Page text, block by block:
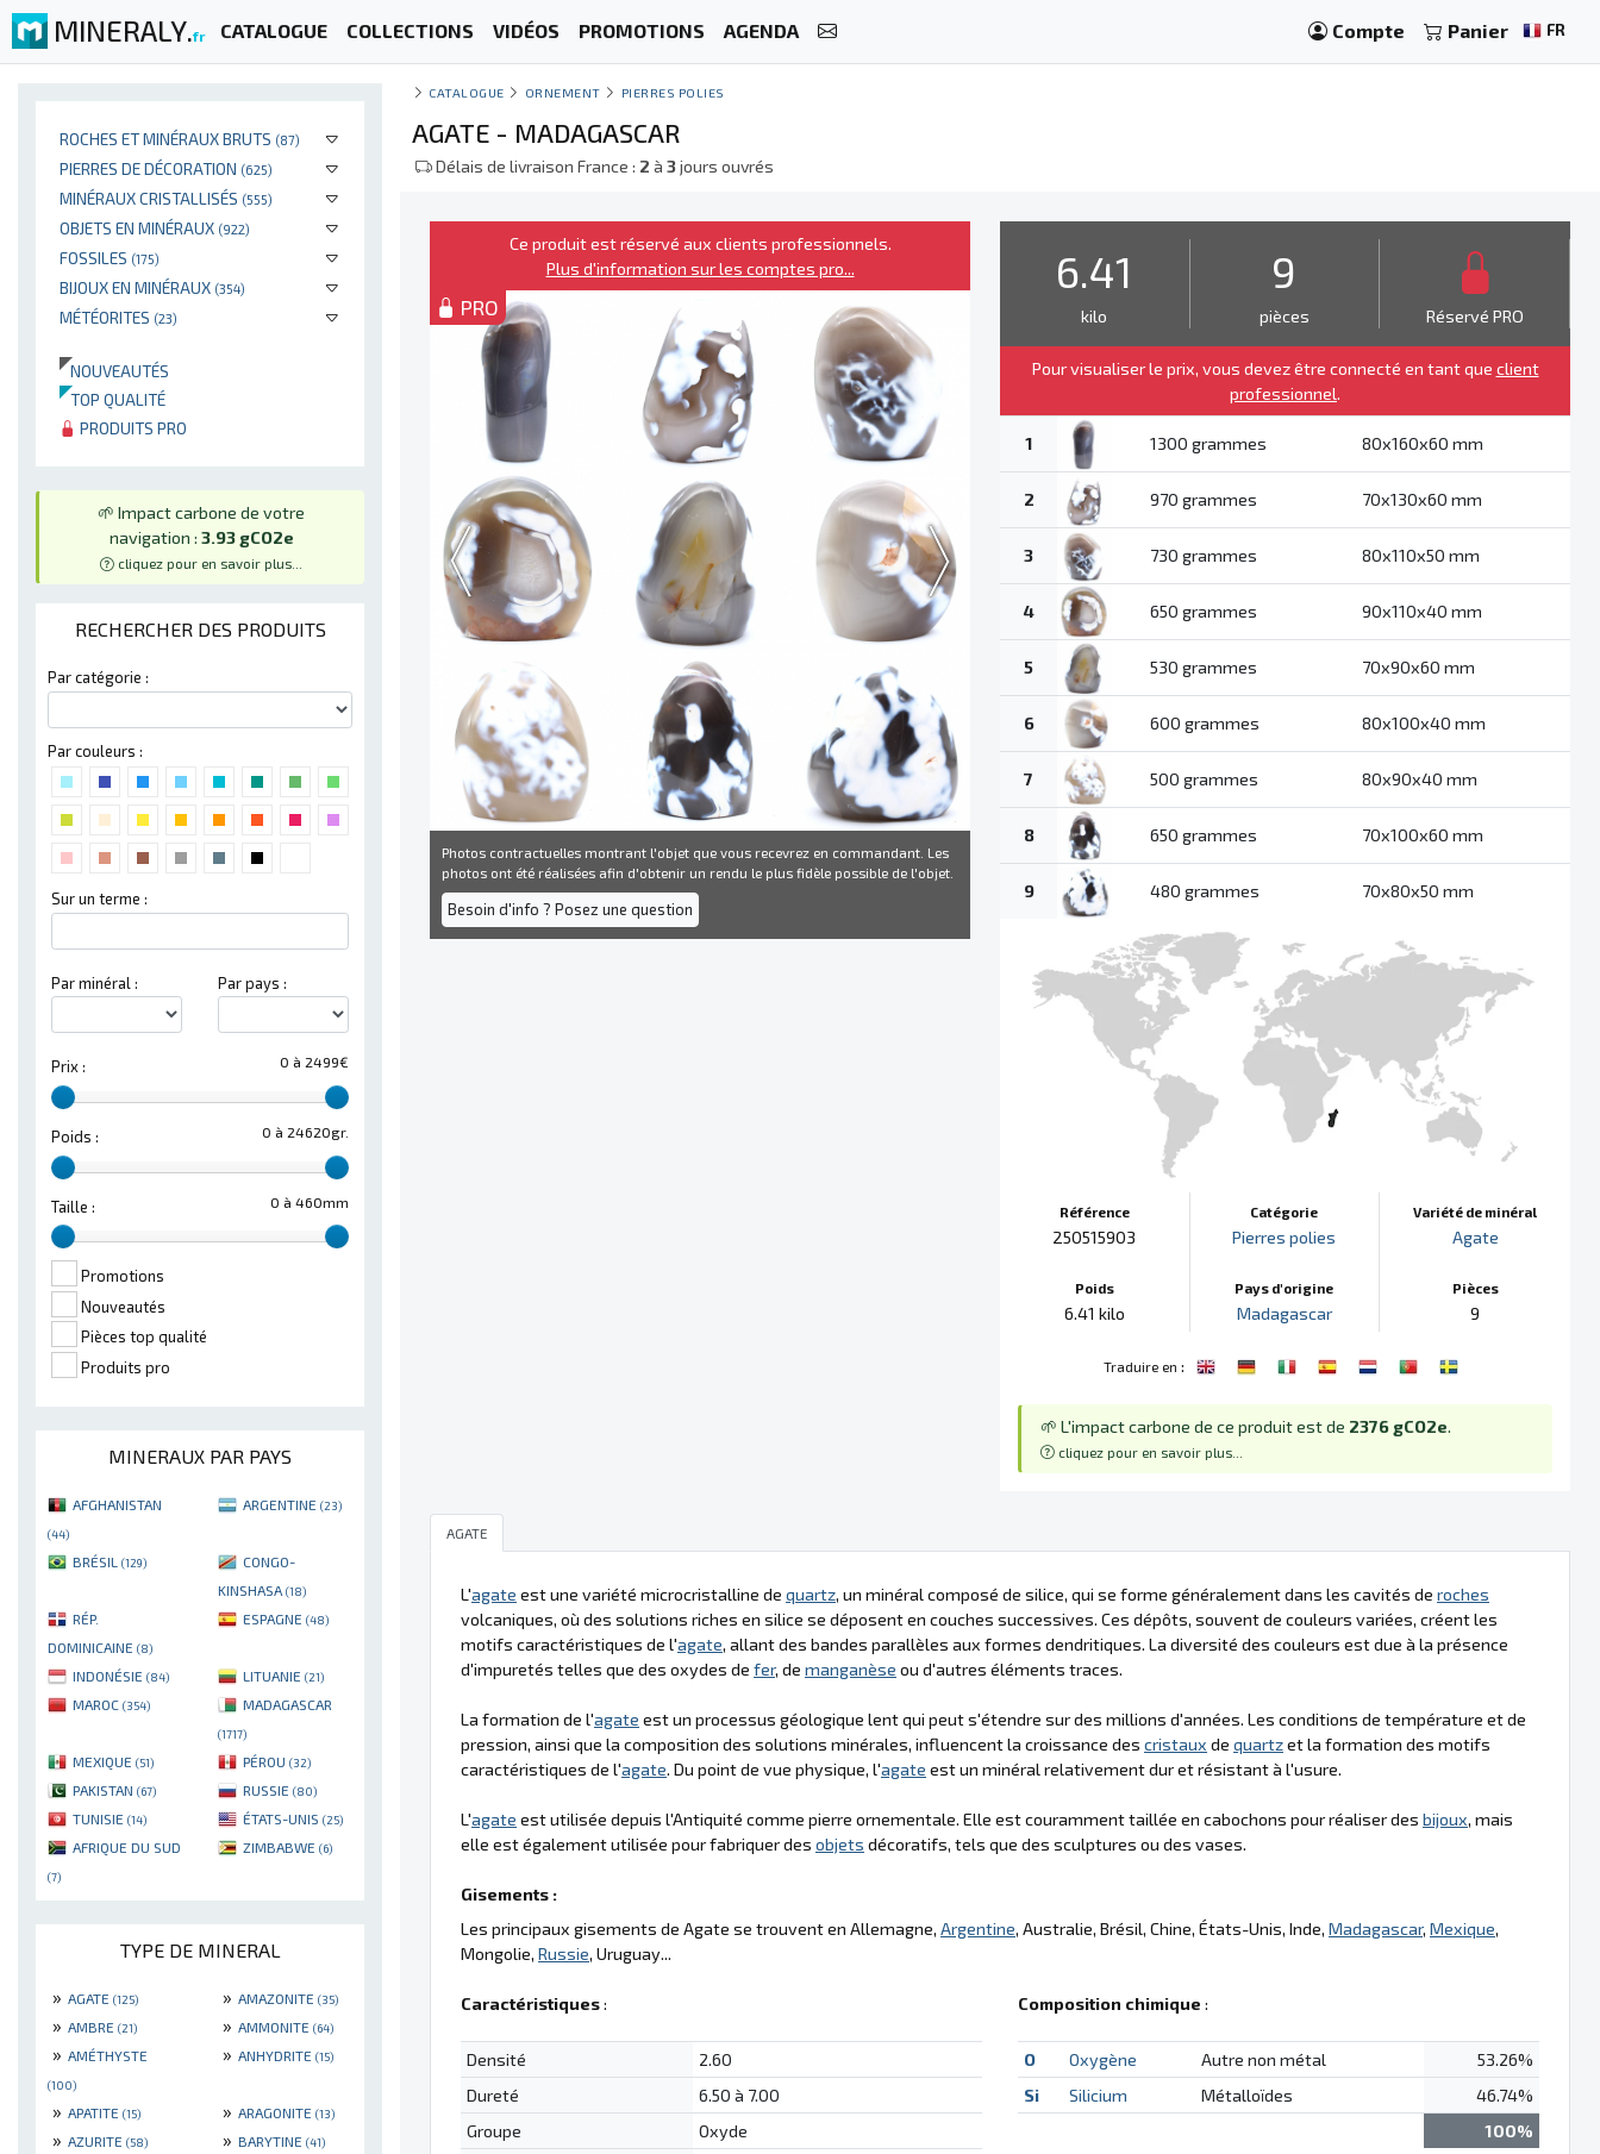
MINERALY.fr CATALOGUE COLLECTIONS VIDÉOS PROMOTIONS AGENDA Compte Panier FR
ROCHES ET MINÉRAUX BRUTS (87)
PIERRES DE DÉCORATION (625)
MINÉRAUX CRISTALLISÉS (555)
OBJETS EN MINÉRAUX (922)
FOSSILES (175)
BIJOUX EN MINÉRAUX (354)
MÉTÉORITES (23)
NOUVEAUTÉS
TOP QUALITÉ
PRODUITS PRO
🌱 Impact carbone de votre
navigation : 3.93 gCO2e
cliquez pour en savoir plus...
RECHERCHER DES PRODUITS
Par catégorie :
Par couleurs :
Sur un terme :
Par minéral : Par pays :
0 à 2499€
Prix :
0 à 24620gr.
Poids :
0 à 460mm
Taille :
Promotions
Nouveautés
Pièces top qualité
Produits pro
MINERAUX PAR PAYS
AFGHANISTAN
(44)
ARGENTINE (23)
BRÉSIL (129)
CONGO-
KINSHASA (18)
RÉP.
DOMINICAINE (8)
ESPAGNE (48)
INDONÉSIE (84) LITUANIE (21)
MAROC (354) MADAGASCAR
(1717)
MEXIQUE (51) PÉROU (32)
PAKISTAN (67) RUSSIE (80)
TUNISIE (14) ÉTATS-UNIS (25)
AFRIQUE DU SUD
(7)
ZIMBABWE (6)
TYPE DE MINERAL
» AGATE (125) » AMAZONITE (35)
» AMBRE (21) » AMMONITE (64)
» AMÉTHYSTE
(100)
» ANHYDRITE (15)
» APATITE (15) » ARAGONITE (13)
» AZURITE (58) » BARYTINE (41)
CATALOGUE ORNEMENT PIERRES POLIES
AGATE - MADAGASCAR
Délais de livraison France : 2 à 3jours ouvrés
Ce produit est réservé aux clients professionnels.
Plus d'information sur les comptes pro...
PRO
Photos contractuelles montrant l'objet que vous recevrez en commandant. Les
photos ont été réalisées afin d'obtenir un rendu le plus fidèle possible de l'objet.
Besoin d'info ? Posez une question
6.41
kilo
9
pièces Réservé PRO
Pour visualiser le prix, vous devez être connecté en tant que client
professionnel.
1 1300 grammes 80x160x60 mm
2 970 grammes 70x130x60 mm
3 730 grammes 80x110x50 mm
4 650 grammes 90x110x40 mm
5 530 grammes 70x90x60 mm
6 600 grammes 80x100x40 mm
7 500 grammes 80x90x40 mm
8 650 grammes 70x100x60 mm
9 480 grammes 70x80x50 mm
Référence
250515903
Poids
6.41 kilo
Catégorie
Pierres polies
Pays d'origine
Madagascar
Variété de minéral
Agate
Pièces
9
Traduire en :
🌱 L'impact carbone de ce produit est de 2376 gCO2e.
cliquez pour en savoir plus...
AGATE
L'agate est une variété microcristalline de quartz, un minéral composé de silice, qui se forme généralement dans les cavités de roches
volcaniques, où des solutions riches en silice se déposent en couches successives. Ces dépôts, souvent de couleurs variées, créent les
motifs caractéristiques de l'agate, allant des bandes parallèles aux formes dendritiques. La diversité des couleurs est due à la présence
d'impuretés telles que des oxydes de fer, de manganèse ou d'autres éléments traces.
La formation de l'agate est un processus géologique lent qui peut s'étendre sur des millions d'années. Les conditions de température et de
pression, ainsi que la composition des solutions minérales, influencent la croissance des cristaux de quartzet la formation des motifs
caractéristiques de l'agate. Du point de vue physique, l'agate est un minéral relativement dur et résistant à l'usure.
L'agate est utilisée depuis l'Antiquité comme pierre ornementale. Elle est couramment taillée en cabochons pour réaliser des bijoux, mais
elle est également utilisée pour fabriquer des objets décoratifs, tels que des sculptures ou des vases.
Gisements :
Les principaux gisements de Agate se trouvent en Allemagne, Argentine, Australie, Brésil, Chine, États-Unis, Inde, Madagascar, Mexique,
Mongolie, Russie, Uruguay...
Caractéristiques:
Densité
2.60
Dureté
6.50 à 7.00
Groupe
Oxyde
Composition chimique :
O Oxygène Autre non métal
53.26%
Si
Silicium Métalloïdes
46.74%
100%